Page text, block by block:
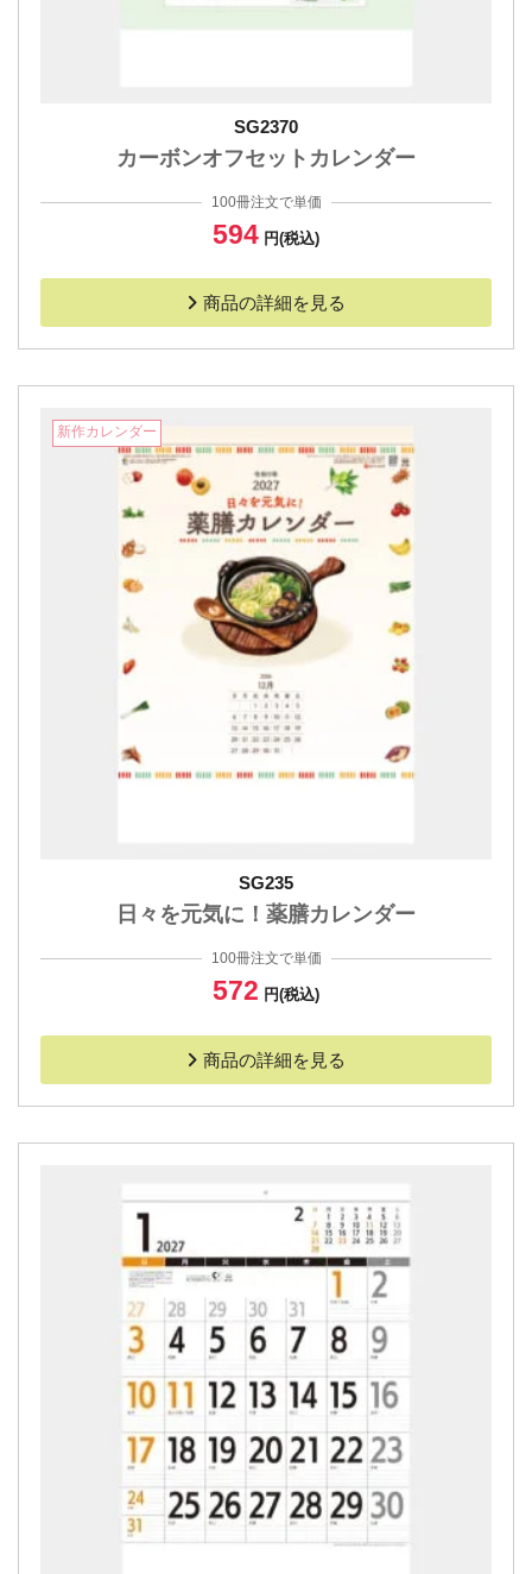
SG2370
カーボンオフセットカレンダー
100冊注文で単価
594 円(税込)
商品の詳細を見る
新作カレンダー
SG235
日々を元気に！薬膳カレンダー
100冊注文で単価
572 円(税込)
商品の詳細を見る